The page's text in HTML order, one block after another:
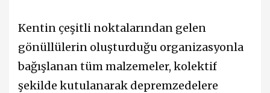
Kentin çeşitli noktalarından gelen
gönüllülerin oluşturduğu organizasyonla
bağışlanan tüm malzemeler, kolektif
şekilde kutulanarak depremzedelere